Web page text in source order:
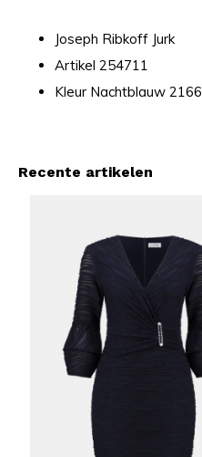
Joseph Ribkoff Jurk
Artikel 254711
Kleur Nachtblauw 2166
Recente artikelen